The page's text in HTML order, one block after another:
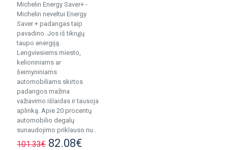
Michelin Energy Saver+ -
Michelin neveltui Energy
Saver + padangas taip
pavadino. Jos iš tikrųjų
taupo energiją.
Lengviesiems miesto,
kelioniniams ar
šeimyniniams
automobiliams skirtos
padangos mažina
važiavimo išlaidas ir tausoja
aplinką. Apie 20 procentų
automobilio degalų
sunaudojimo priklauso nu..
101.33€ 82.08€